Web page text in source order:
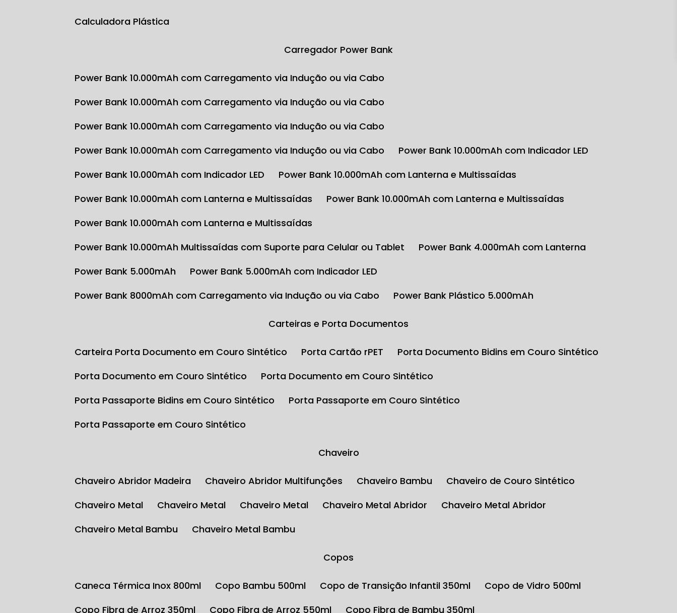
Calculadora Plástica
Carregador Power Bank
Power Bank 10.000mAh com Carregamento via Indução ou via Cabo
Power Bank 10.000mAh com Carregamento via Indução ou via Cabo
Power Bank 10.000mAh com Carregamento via Indução ou via Cabo
Power Bank 10.000mAh com Carregamento via Indução ou via Cabo
Power Bank 10.000mAh com Indicador LED
Power Bank 10.000mAh com Indicador LED
Power Bank 10.000mAh com Lanterna e Multissaídas
Power Bank 10.000mAh com Lanterna e Multissaídas
Power Bank 10.000mAh com Lanterna e Multissaídas
Power Bank 10.000mAh com Lanterna e Multissaídas
Power Bank 10.000mAh Multissaídas com Suporte para Celular ou Tablet
Power Bank 4.000mAh com Lanterna
Power Bank 5.000mAh
Power Bank 5.000mAh com Indicador LED
Power Bank 8000mAh com Carregamento via Indução ou via Cabo
Power Bank Plástico 5.000mAh
Carteiras e Porta Documentos
Carteira Porta Documento em Couro Sintético Porta Cartão rPET
Porta Documento Bidins em Couro Sintético
Porta Documento em Couro Sintético
Porta Documento em Couro Sintético
Porta Passaporte Bidins em Couro Sintético
Porta Passaporte em Couro Sintético
Porta Passaporte em Couro Sintético
Chaveiro
Chaveiro Abridor Madeira Chaveiro Abridor Multifunções Chaveiro Bambu
Chaveiro de Couro Sintético
Chaveiro Metal
Chaveiro Metal Chaveiro Metal Chaveiro Metal Abridor
Chaveiro Metal Abridor
Chaveiro Metal Bambu
Chaveiro Metal Bambu
Copos
Caneca Térmica Inox 800ml Copo Bambu 500ml Copo de Transição Infantil 350ml
Copo de Vidro 500ml
Copo Fibra de Arroz 350ml
Copo Fibra de Arroz 550ml Copo Fibra de Bambu 350ml